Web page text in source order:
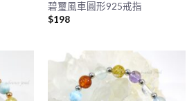
碧璽風車圓形925戒指
$198